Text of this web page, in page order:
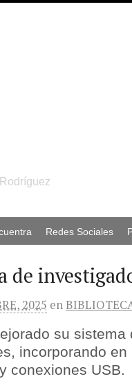
Redes Sociales
de
2025 en
su
incorporando
conexiones USB.